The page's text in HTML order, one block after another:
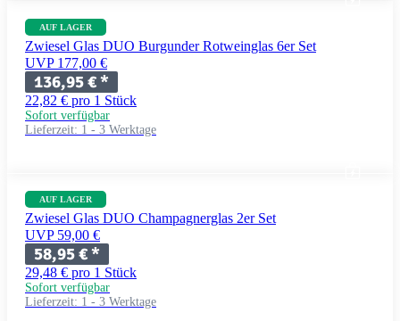
AUF LAGER
Zwiesel Glas DUO Burgunder Rotweinglas 6er Set
UVP 177,00 €
136,95 €*
22,82 € pro 1 Stück
Sofort verfügbar
Lieferzeit: 1 - 3 Werktage
AUF LAGER
Zwiesel Glas DUO Champagnerglas 2er Set
UVP 59,00 €
58,95 €*
29,48 € pro 1 Stück
Sofort verfügbar
Lieferzeit: 1 - 3 Werktage